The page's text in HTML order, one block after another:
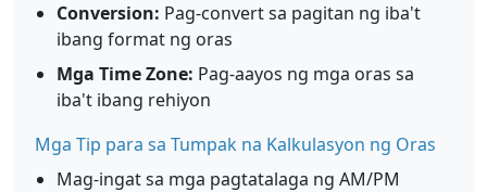
Conversion: Pag-convert sa pagitan ng iba't
ibang format ng oras
Mga Time Zone: Pag-aayos ng mga oras sa
iba't ibang rehiyon
Mga Tip para sa Tumpak na Kalkulasyon ng Oras
Mag-ingat sa mga pagtatalaga ng AM/PM